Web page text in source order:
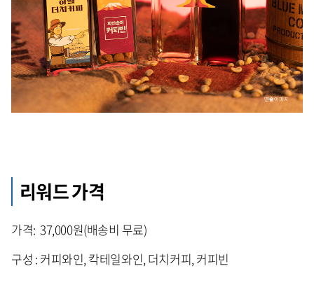
리워드 가격
가격: 37,000원(배송비 무료)
구성 : 커피와인, 칵테일와인, 더치커피, 커피빈